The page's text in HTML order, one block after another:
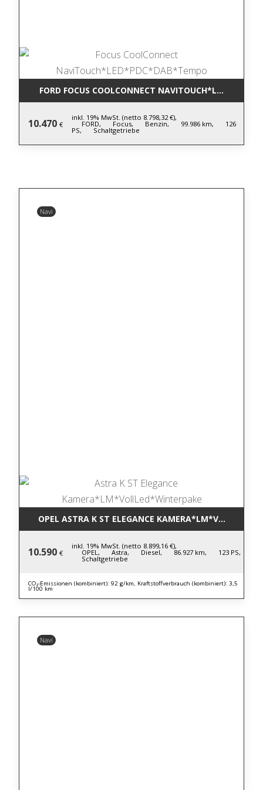
FORD FOCUS COOLCONNECT
10.470 €
inkl. 19% MwSt. (netto 8.798,32 €),
FORD, Focus, Benzin, 99.986 km, 126
PS, Schaltgetriebe
Navi
OPEL ASTRA K ST ELEGANCE
10.590 €
inkl. 19% MwSt. (netto 8.899,16 €),
OPEL, Astra, Diesel, 86.927 km, 123 PS,
Schaltgetriebe
CO₂-Emissionen (kombiniert): 92 g/km, Kraftstoffverbrauch (kombiniert): 3,5
l/100 km
Navi